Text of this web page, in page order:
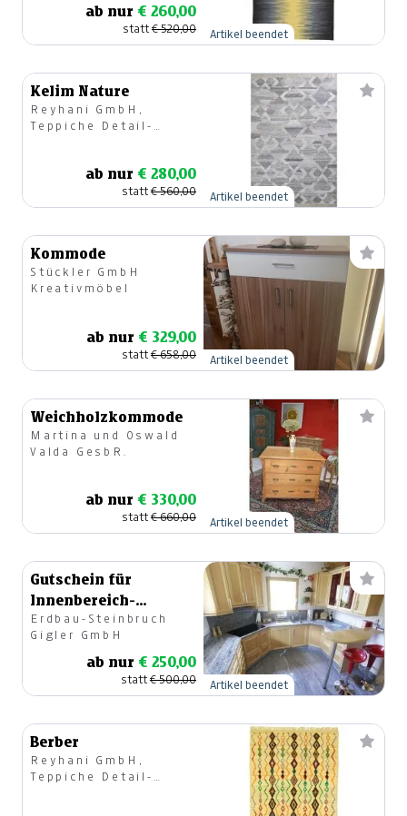
ab nur € 260,00
statt€ 520,00 Artikel beendet
Kelim Nature
Reyhani GmbH,
Teppiche Detail-
ab nur € 280,00
statt€ 560,00 Artikel beendet
Kommode
Stückler GmbH
Kreativmöbel
ab nur € 329,00
statt€ 658,00 Artikel beendet
Weichholzkommode
Martina und Oswald
Valda GesbR.
ab nur € 330,00
statt€ 660,00 Artikel beendet
Gutschein für
Innenbereich-
Produkte
Erdbau-Steinbruch
Gigler GmbH
ab nur € 250,00
statt€ 500,00 Artikel beendet
Berber
Reyhani GmbH,
Teppiche Detail-